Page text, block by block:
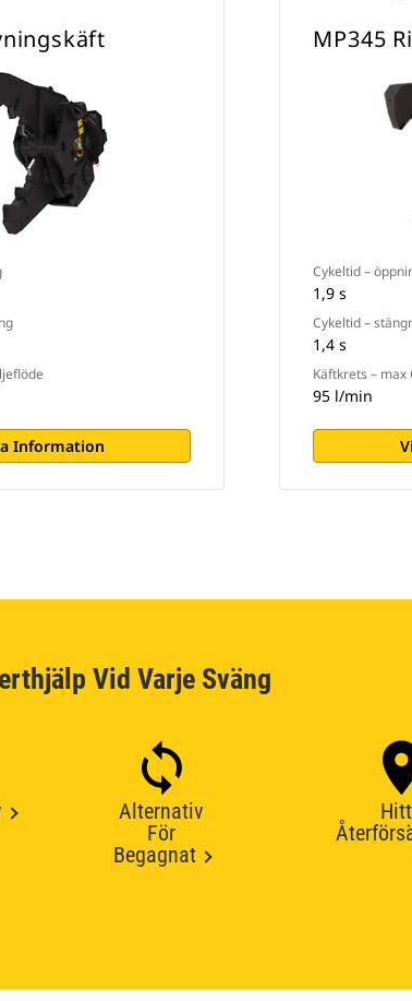
Information
MP345
Cykeltid –
1,9 s
Cykeltid –
1,4 s
Käftkrets – max
95 l/min
Vid Varje Sväng
Alternativ
För
Begagnat